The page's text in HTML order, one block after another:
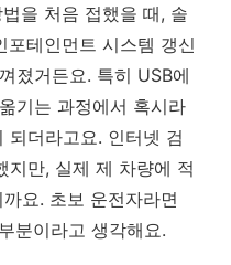
을 처음 접했을 때, 솔
테인먼트 시스템 갱신
졌거든요. 특히 USB에
기는 과정에서 혹시라
되더라고요. 인터넷 검
지만, 실제 제 차량에 적
요. 초보 운전자라면
분이라고 생각해요.